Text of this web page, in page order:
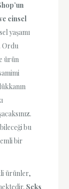
cinsel
yaşamı
Ordu
ürün
bu
bir
ürünler,
Seks